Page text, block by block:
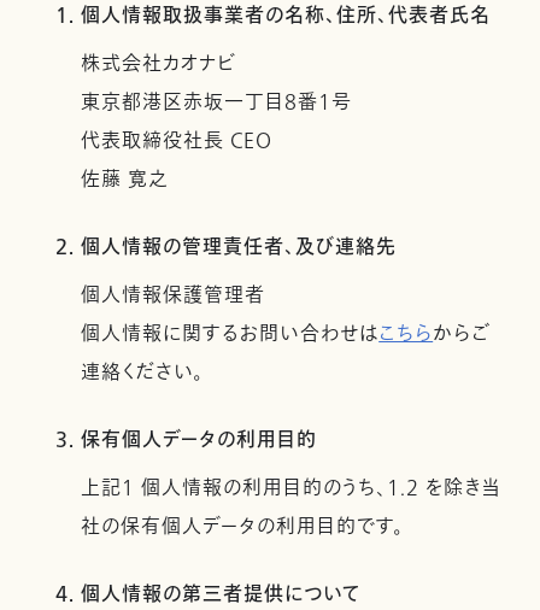
1. 個人情報取扱事業者の名称、住所、代表者氏名
株式会社カオナビ
東京都港区赤坂一丁目8番1号
代表取締役社長 CEO
佐藤 寛之
2. 個人情報の管理責任者、及び連絡先
個人情報保護管理者
個人情報に関するお問い合わせはこちらからご
連絡ください。
3. 保有個人データの利用目的
上記１ 個人情報の利用目的のうち、1.2 を除き当
社の保有個人データの利用目的です。
4. 個人情報の第三者提供について